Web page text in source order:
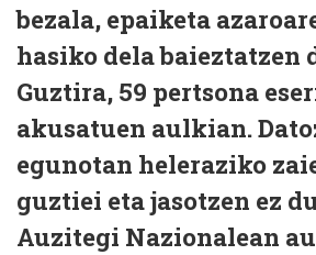
bezala, epaiketa
hasiko dela baieztatzen
Guztira, 59 pertsona
akusatuen aulkian.
egunotan heleraziko
guztiei eta jasotzen ez
Auzitegi Nazionalean